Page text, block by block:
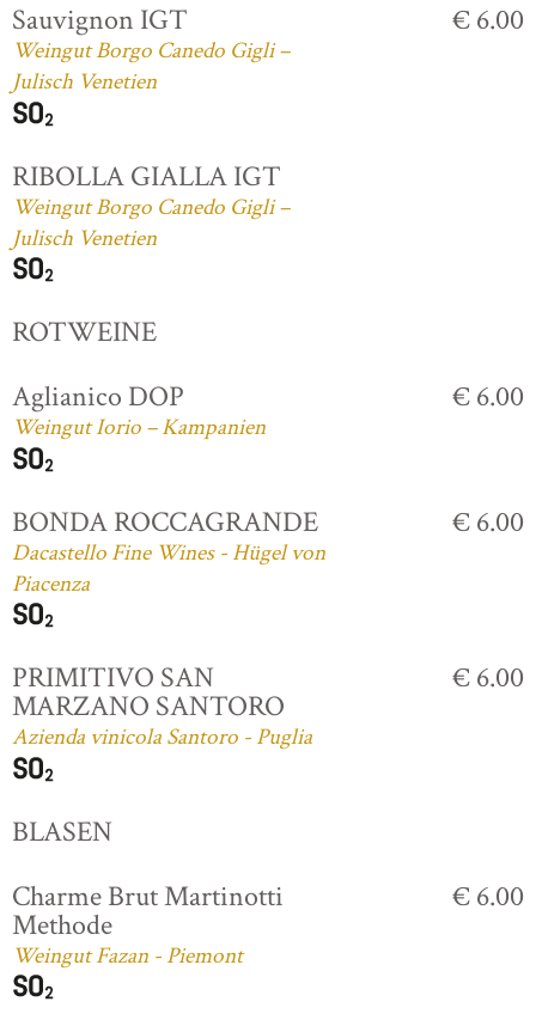
Sauvignon IGT
Weingut Borgo Canedo Gigli –
Julisch Venetien
€ 6.00
RIBOLLA GIALLA IGT
Weingut Borgo Canedo Gigli –
Julisch Venetien
ROTWEINE
Aglianico DOP
Weingut Iorio – Kampanien
€ 6.00
BONDA ROCCAGRANDE
Dacastello Fine Wines - Hügel von
Piacenza
€ 6.00
PRIMITIVO SAN
MARZANO SANTORO
Azienda vinicola Santoro - Puglia
€ 6.00
BLASEN
Charme Brut Martinotti
Methode
Weingut Fazan - Piemont
€ 6.00